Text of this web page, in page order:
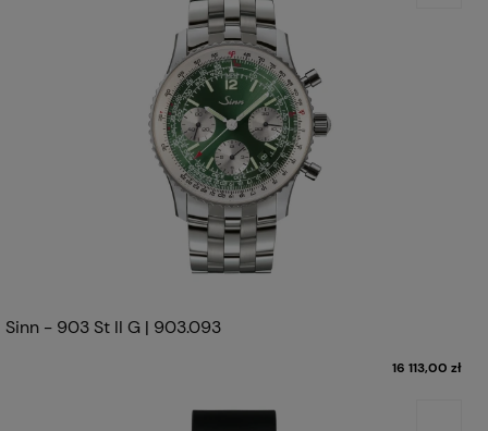
Sinn - 903 St II G | 903.093
16 113,00 zł